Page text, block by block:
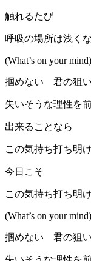
触れるたび
呼吸の場所は浅く
(What’s on your mind)
掴めない 君の狙い
失いそうな理性を
出来ることなら
この気持ち打ち明
今日こそ
この気持ち打ち明け
(What’s on your mind)
掴めない 君の狙い